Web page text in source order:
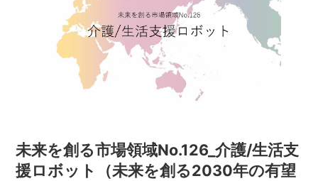
未来を創る市場領域No.126_介護/生活支
援ロボット（未来を創る2030年の有望